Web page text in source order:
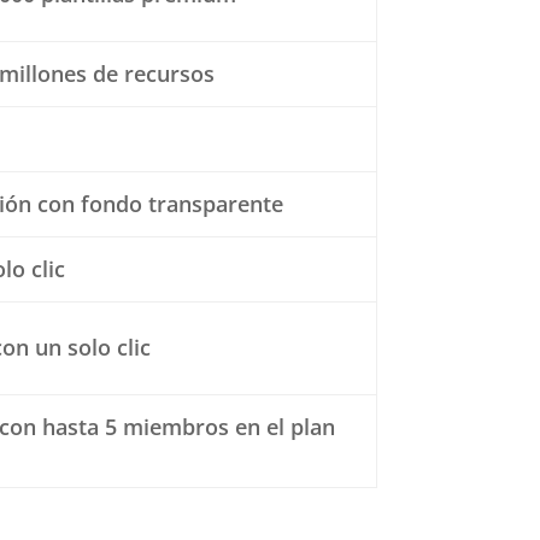
de recursos
con fondo transparente
clic
un solo clic
hasta 5 miembros en el plan